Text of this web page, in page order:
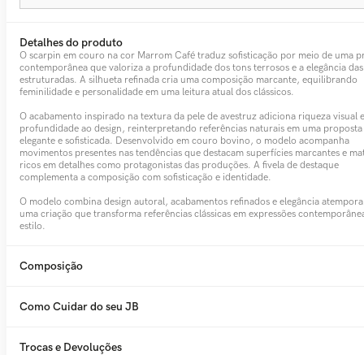
Detalhes do produto
O scarpin em couro na cor Marrom Café traduz sofisticação por meio de uma
contemporânea que valoriza a profundidade dos tons terrosos e a elegância
estruturadas. A silhueta refinada cria uma composição marcante, equilibrando
feminilidade e personalidade em uma leitura atual dos clássicos.
O acabamento inspirado na textura da pele de avestruz adiciona riqueza visual e
profundidade ao design, reinterpretando referências naturais em uma proposta
elegante e sofisticada. Desenvolvido em couro bovino, o modelo acompanha
movimentos presentes nas tendências que destacam superfícies marcantes e
ricos em detalhes como protagonistas das produções. A fivela de destaque
complementa a composição com sofisticação e identidade.
O modelo combina design autoral, acabamentos refinados e elegância
uma criação que transforma referências clássicas em expressões
estilo.
Composição
Como Cuidar do seu JB
Trocas e Devoluções